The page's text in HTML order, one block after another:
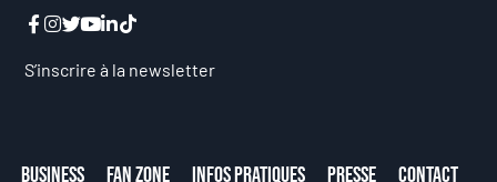
S’inscrire à la newsletter
Business Fan Zone Infos Pratiques Presse Contact